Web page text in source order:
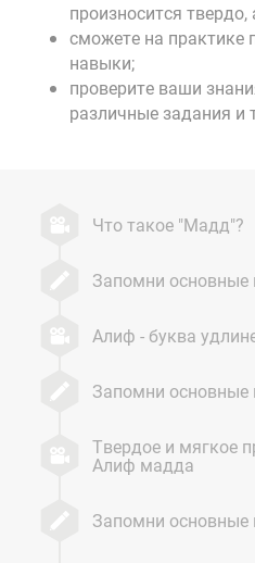
произносится
сможете на практике
навыки;
проверите ваши
различные задания и
Что такое "Мадд"?
Запомни основные
Алиф - буква
Запомни основные
Твердое и мягкое
Алиф мадда
Запомни основные